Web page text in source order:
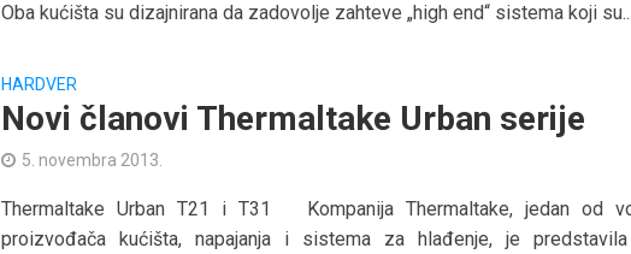
Oba kućišta su dizajnirana da zadovolje zahteve „high end“ sistema koji su...
HARDVER
Novi članovi Thermaltake Urban serije
5. novembra 2013.
Thermaltake Urban T21 i T31 Kompanija Thermaltake, jedan od
proizvođača kućišta, napajanja i sistema za hlađenje, je